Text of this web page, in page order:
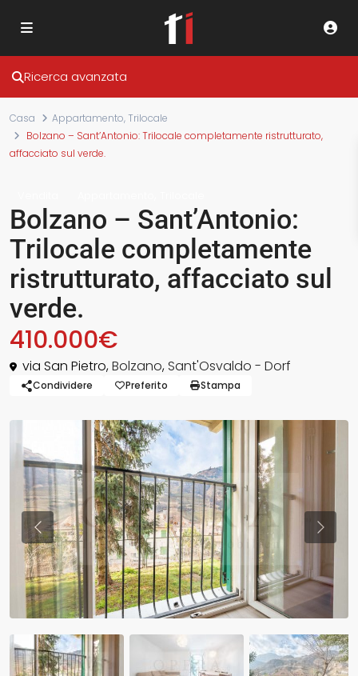
Ricerca avanzata
Casa Appartamento,Trilocale
Bolzano – Sant’Antonio: Trilocale completamente ristrutturato,
affacciato sul verde.
Bolzano – Sant’Antonio:
Trilocale completamente
ristrutturato, affacciato sul
verde.
410.000€
via San Pietro,Bolzano, Sant'Osvaldo - Dorf
Condividere Preferito Stampa
Previous